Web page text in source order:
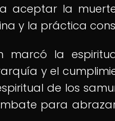
aceptar la
y la práctica
marcó la
y el
de los
para